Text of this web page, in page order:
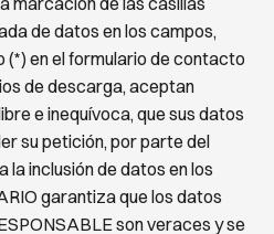
de datos en los campos,
en el formulario de contacto
de descarga, aceptan
e inequívoca, que sus datos
su petición, por parte del
la inclusión de datos en los
garantiza que los datos
son veraces y se